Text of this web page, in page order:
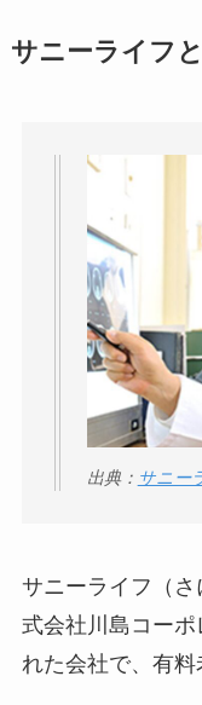
サニーライフ
出典： サニー
サニーライフ（
式会社川島コー
れた会社で、有料